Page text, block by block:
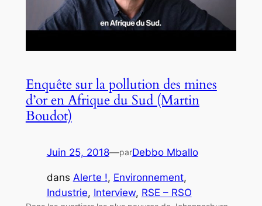
Enquête sur la pollution des mines
d’or en Afrique du Sud (Martin
Boudot)
Juin 25, 2018—parDebbo Mballo
dans Alerte !, Environnement
Industrie, Interview, RSE – RSO